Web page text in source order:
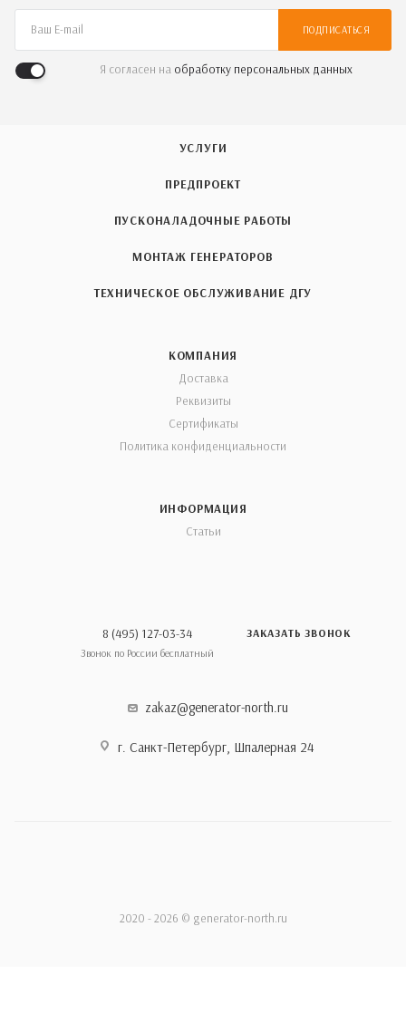
ПОДПИСАТЬСЯ
Я согласен на обработку персональных данных
УСЛУГИ
ПРЕДПРОЕКТ
ПУСКОНАЛАДОЧНЫЕ РАБОТЫ
МОНТАЖ ГЕНЕРАТОРОВ
ТЕХНИЧЕСКОЕ ОБСЛУЖИВАНИЕ ДГУ
КОМПАНИЯ
Доставка
Реквизиты
Сертификаты
Политика конфиденциальности
ИНФОРМАЦИЯ
Статьи
8 (495) 127-03-34
Звонок по России бесплатный
ЗАКАЗАТЬ ЗВОНОК
zakaz@generator-north.ru
г. Санкт-Петербург, Шпалерная 24
2020 - 2026 © generator-north.ru